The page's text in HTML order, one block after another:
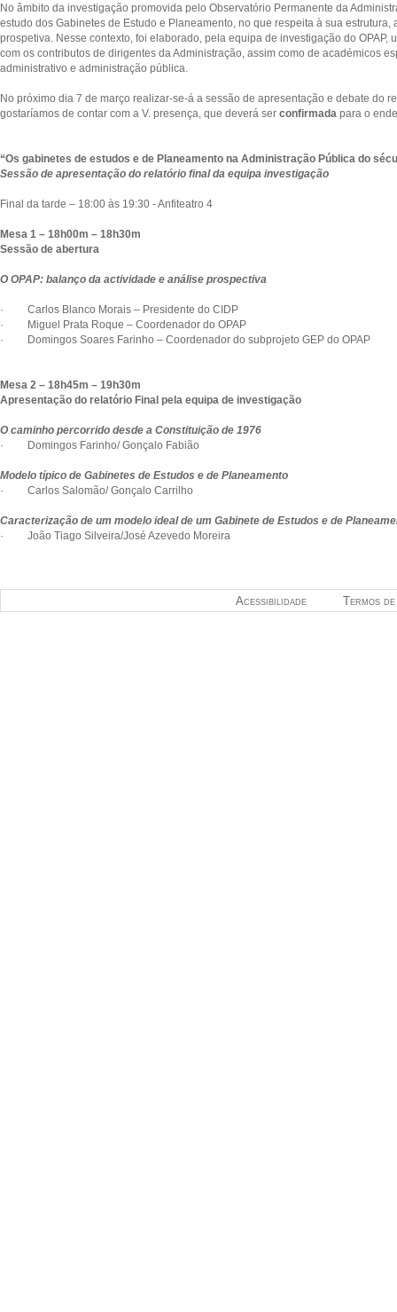
No âmbito da investigação promovida pelo Observatório Permanente da
estudo dos Gabinetes de Estudo e Planeamento, no que respeita à sua estrutura,
prospetiva. Nesse contexto, foi elaborado, pela equipa de investigação do OPAP,
com os contributos de dirigentes da Administração, assim como de académicos
administrativo e administração pública.
No próximo dia 7 de março realizar-se-á a sessão de apresentação e debate do
gostaríamos de contar com a V. presença, que deverá ser confirmada para o
“Os gabinetes de estudos e de Planeamento na Administração Pública do
Sessão de apresentação do relatório final da equipa investigação
Final da tarde – 18:00 às 19:30 - Anfiteatro 4
Mesa 1 – 18h00m – 18h30m
Sessão de abertura
O OPAP: balanço da actividade e análise prospectiva
· Carlos Blanco Morais – Presidente do CIDP
· Miguel Prata Roque – Coordenador do OPAP
· Domingos Soares Farinho – Coordenador do subprojeto GEP do OPAP
Mesa 2 – 18h45m – 19h30m
Apresentação do relatório Final pela equipa de investigação
O caminho percorrido desde a Constituição de 1976
· Domingos Farinho/ Gonçalo Fabião
Modelo típico de Gabinetes de Estudos e de Planeamento
· Carlos Salomão/ Gonçalo Carrilho
Caracterização de um modelo ideal de um Gabinete de Estudos e de
· João Tiago Silveira/José Azevedo Moreira
Termos
Acessibilidade